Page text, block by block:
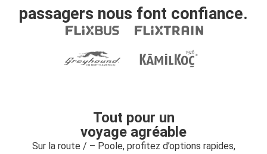
passagers nous font confiance.
Tout pour un
voyage agréable
Sur la route / – Poole, profitez d’options rapides,